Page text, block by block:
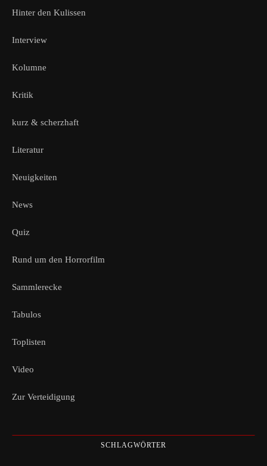
Hinter den Kulissen
Interview
Kolumne
Kritik
kurz & scherzhaft
Literatur
Neuigkeiten
News
Quiz
Rund um den Horrorfilm
Sammlerecke
Tabulos
Toplisten
Video
Zur Verteidigung
SCHLAGWÖRTER